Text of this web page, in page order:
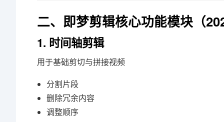
二、即梦剪辑核心功能模块（
1. 时间轴剪辑
用于基础剪切与拼接视频
分割片段
删除冗余内容
调整顺序